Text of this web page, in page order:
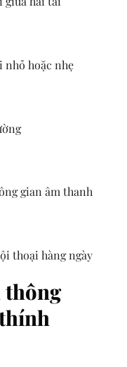
hoặc nhẹ
gian âm thanh
thoại hàng ngày
thông